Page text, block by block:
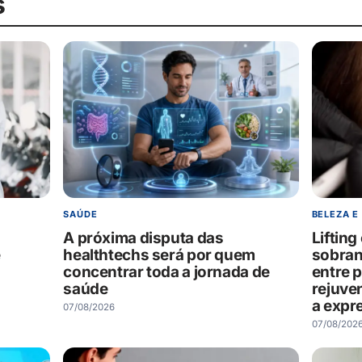
SAÚDE
A próxima disputa das
healthtechs será por quem
concentrar toda a jornada de
saúde
07/08/2026
BELEZA
Lifting
entre
a
07/08/